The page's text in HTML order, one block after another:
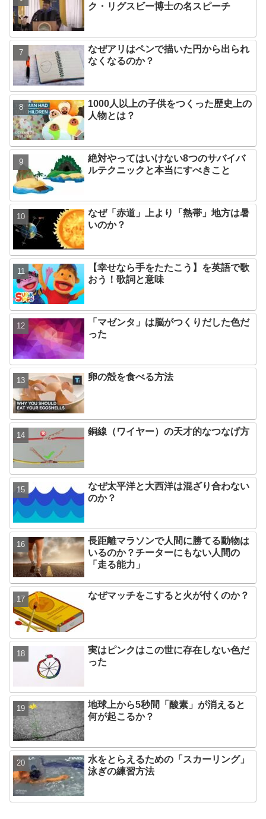
ク・リグスビー博士の名スピーチ
なぜアリはペンで描いた円から出られ
なくなるのか？
1000人以上の子供をつくった歴史上の
人物とは？
絶対やってはいけない8つのサバイバ
ルテクニックと本当にすべきこと
なぜ「赤道」上より「熱帯」地方は暑
いのか？
【幸せなら手をたたこう】を英語で歌
おう！歌詞と意味
「マゼンタ」は脳がつくりだした色だ
った
卵の殻を食べる方法
銅線（ワイヤー）の天才的なつなげ方
なぜ太平洋と大西洋は混ざり合わない
のか？
長距離マラソンで人間に勝てる動物は
いるのか？チーターにもない人間の
「走る能力」
なぜマッチをこすると火が付くのか？
実はピンクはこの世に存在しない色だ
った
地球上から5秒間「酸素」が消えると
何が起こるか？
水をとらえるための「スカーリング」
泳ぎの練習方法